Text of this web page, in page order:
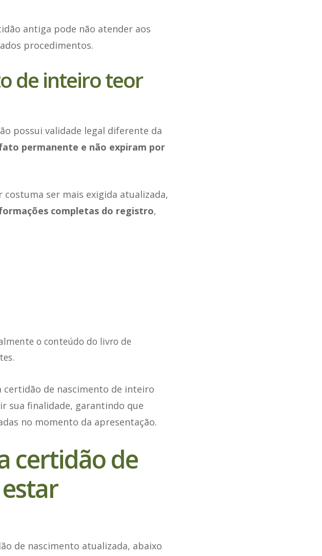
antiga pode não atender aos
procedimentos.
de inteiro teor
possui validade legal diferente da
permanente e não expiram por
ser mais exigida atualizada,
completas do registro,
o conteúdo do livro de
certidão de nascimento de inteiro
sua finalidade, garantindo que
no momento da apresentação.
certidão de
de nascimento atualizada, abaixo